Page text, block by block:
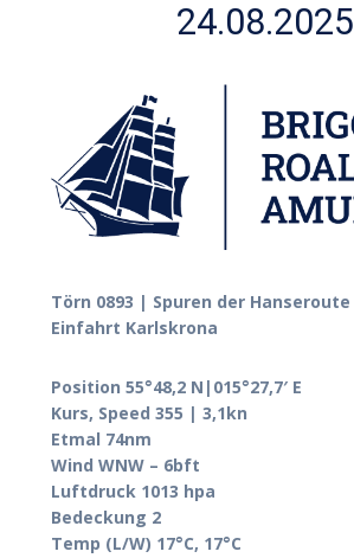
24.08.2025
Törn 0893 | Spuren der Hanseroute
Einfahrt Karlskrona
Position 55°48,2 N|015°27,7′ E
Kurs, Speed 355 | 3,1kn
Etmal 74nm
Wind WNW – 6bft
Luftdruck 1013 hpa
Bedeckung 2
Temp (L/W) 17°C, 17°C